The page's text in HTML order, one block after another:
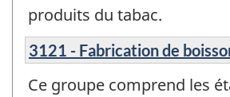
produits du tabac.
3121 - Fabrication de
Ce groupe comprend les